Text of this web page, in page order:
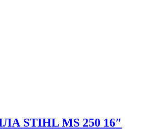
STIHL MS 250 16″